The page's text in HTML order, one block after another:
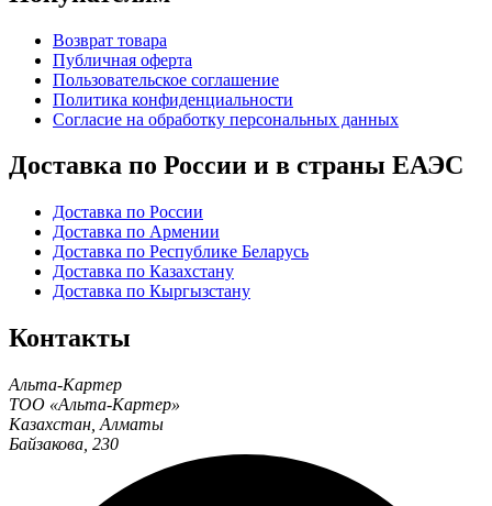
Возврат товара
Публичная оферта
Пользовательское соглашение
Политика конфиденциальности
Согласие на обработку персональных данных
Доставка по России и в страны ЕАЭС
Доставка по России
Доставка по Армении
Доставка по Республике Беларусь
Доставка по Казахстану
Доставка по Кыргызстану
Контакты
Альта-Картер
ТОО «Альта-Картер»
Казахстан Алматы
Байзакова, 230